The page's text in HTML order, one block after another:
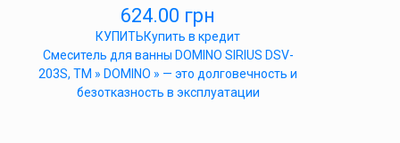
624.00 грн
КУПИТЬКупить в кредит
Cмеситель для ванны DOMINO SIRIUS DSV-
203S, ТМ » DOMINO » — это долговечность и
безотказность в эксплуатации